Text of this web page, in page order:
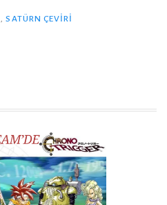
,SATÜRN ÇEVIRI